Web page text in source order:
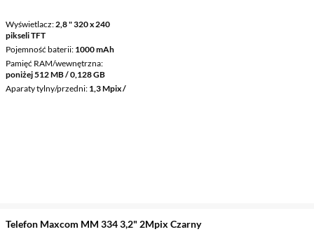
Wyświetlacz 2,8 " 320 x 240
pikseli TFT
Pojemność baterii 1000 mAh
Pamięć RAM/wewnętrzna
poniżej 512 MB / 0,128 GB
Aparaty tylny/przedni 1,3 Mpix /
Telefon Maxcom MM 334 3,2" 2Mpix Czarny